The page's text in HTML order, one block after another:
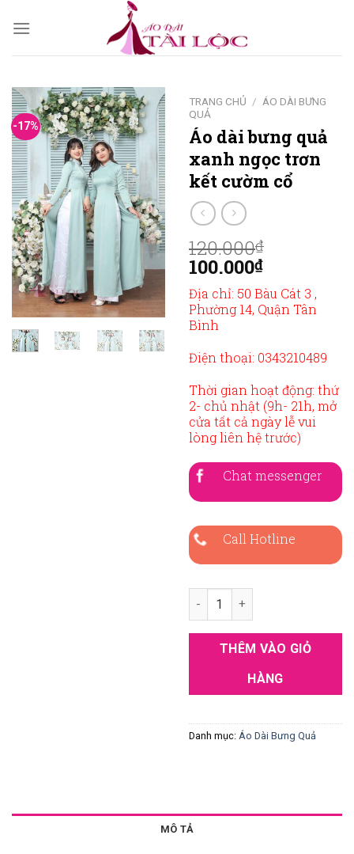
-17%
TRANG CHỦ / ÁO DÀI BƯNG
QUẢ
Áo dài bưng quả
xanh ngọc trơn
kết cườm cổ
120.000₫
100.000₫
Địa chỉ: 50 Bàu Cát 3 ,
Phường 14, Quận Tân
Bình
Điện thoại: 0343210489
Thời gian hoạt động: thứ
2- chủ nhật (9h- 21h, mở
cửa tất cả ngày lễ vui
lòng liên hệ trước)
Chat messenger
Call Hotline
Áo dài bưng quả xanh ngọc
THÊM VÀO GIỎ
HÀNG
Danh mục: Áo Dài Bưng Quả
MÔ TẢ